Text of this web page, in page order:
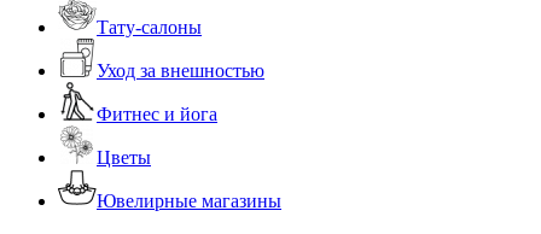
Тату-салоны
Уход за внешностью
Фитнес и йога
Цветы
Ювелирные магазины